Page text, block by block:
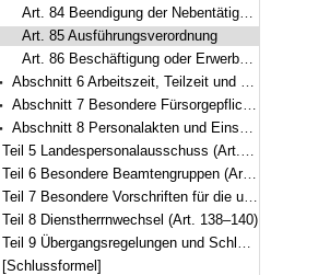
Art. 84 Beendigung der Nebentätigkeit im öffentlichen Dienst
Art. 85 Ausführungsverordnung
Art. 86 Beschäftigung oder Erwerbstätigkeit von Ruhestandsbeamten und Ruhestandsbeamtinnen sowie früheren Beamten und Beamtinnen mit Versorgungsbezügen
Bereich erweitern
Abschnitt 6 Arbeitszeit, Teilzeit und Beurlaubung (Art. 87–95)
Bereich erweitern
Abschnitt 7 Besondere Fürsorgepflichten (Art. 96–101)
Bereich erweitern
Abschnitt 8 Personalakten und Einsatz automatisierter Verfahren (Art. 102–111)
Bereich erweitern
Teil 5 Landespersonalausschuss (Art. 112–120)
Bereich erweitern
Teil 6 Besondere Beamtengruppen (Art. 121–134)
Bereich erweitern
Teil 7 Besondere Vorschriften für die unter der Aufsicht des Staates stehenden Körperschaften, Anstalten und Stiftungen des öffentlichen Rechts (Art. 135–137)
Bereich erweitern
Teil 8 Dienstherrnwechsel (Art. 138–140)
Bereich erweitern
Teil 9 Übergangsregelungen und Schlussvorschriften (Art. 141–147)
[Schlussformel]